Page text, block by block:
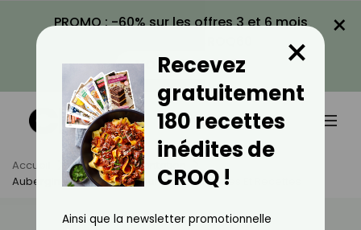
PROMO : -60% sur les offres 3 et 6 mois
VOIR LA PROMO
×
Accueil Actus
Alimentation
Aubergine : Bienfaits, Valeurs Nutritionnelles Et Recettes
Recevez
gratuitement
180 recettes
inédites de
CROQ !
×
Ainsi que la newsletter promotionnelle